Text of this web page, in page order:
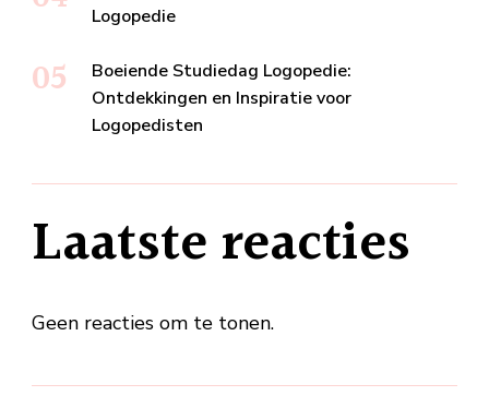
Logopedie
Boeiende Studiedag Logopedie:
Ontdekkingen en Inspiratie voor
Logopedisten
Laatste reacties
Geen reacties om te tonen.